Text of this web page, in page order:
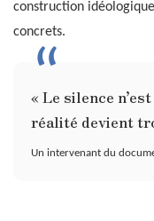
construction
concrets.
« Le silence
réalité devient
Un intervenant du